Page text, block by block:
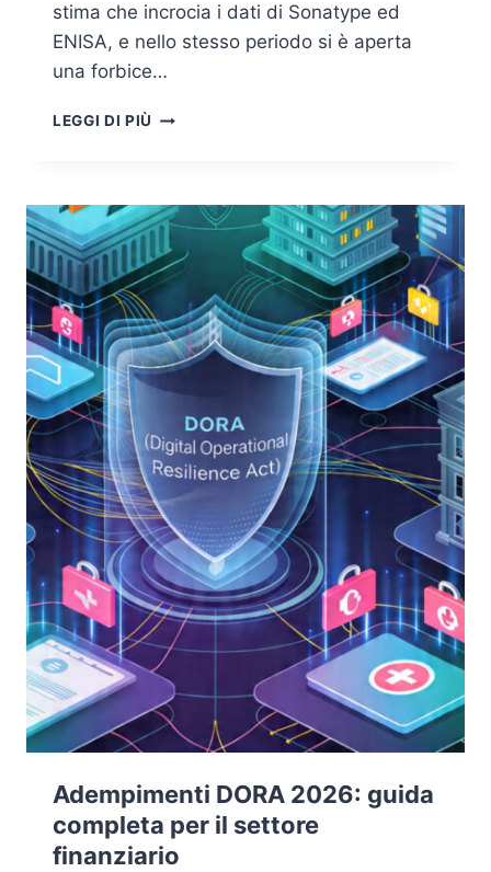
stima che incrocia i dati di Sonatype ed
ENISA, e nello stesso periodo si è aperta
una forbice…
LEGGI DI PIÙ PIPELINE
I
THREAT
ACTOR
NATION-
STATE
STANNO
COMPROMETTENDO
LA
SOFTWARE
SUPPLY
CHAIN
Adempimenti DORA 2026: guida
completa per il settore
finanziario